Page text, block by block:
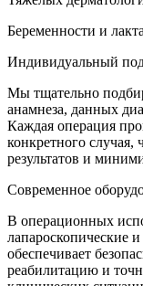
Беременности и
Индивидуальный
Мы тщательно
анамнеза, данных
Каждая операция
конкретного случая,
результатов и
Современное
В операционных
лапароскопические
обеспечивает
реабилитацию и